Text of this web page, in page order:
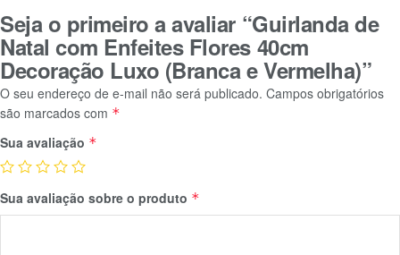
Seja o primeiro a avaliar “Guirlanda de
Natal com Enfeites Flores 40cm
Decoração Luxo (Branca e Vermelha)”
O seu endereço de e-mail não será publicado. Campos obrigatórios
são marcados com *
Sua avaliação *
Sua avaliação sobre o produto *